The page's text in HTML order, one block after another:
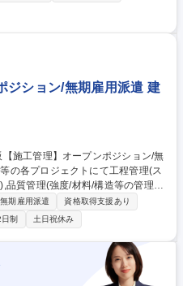
算、施工管理 ■定期点検対応、建
、診断（不具合の調査等） ■使用
都三県を中心に当社管理物件など
間30分
ジション/無期雇用派遣 建
品質管理(強度/材料/構造等の管理),
各種検査対応,検査立会,竣工書類作
庁施設/地方自治体),娯楽施設(ホテ
ンネル,河川,鉄道,上下水道,ダム ○
積,調査業務,概略設計,予備設計,施
島建設社/大林組社/大成建設社/清
無期雇用派遣
資格取得支援あり
制 土日祝休み